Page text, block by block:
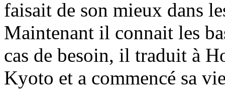
faisait de son mieux dans
Maintenant il connait les
cas de besoin, il traduit à
Kyoto et a commencé sa